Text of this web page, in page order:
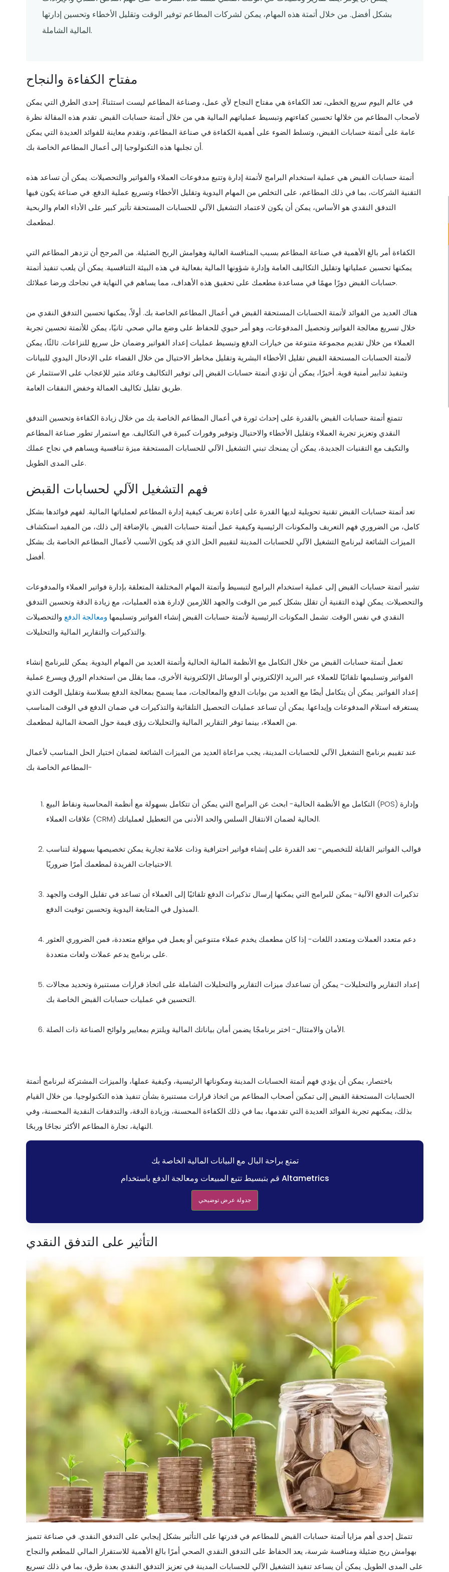
بشكل أفضل. من خلال أتمتة هذه المهام، يمكن لشركات المطاعم توفير الوقت وتقليل الأخطاء وتحسين إدارتها
المالية الشاملة.
مفتاح الكفاءة والنجاح
في عالم اليوم سريع الخطى، تعد الكفاءة هي مفتاح النجاح لأي عمل، وصناعة المطاعم ليست استثناءً. إحدى الطرق التي يمكن
لأصحاب المطاعم من خلالها تحسين كفاءتهم وتبسيط عملياتهم المالية هي من خلال أتمتة حسابات القبض. تقدم هذه المقالة نظرة
عامة على أتمتة حسابات القبض، وتسلط الضوء على أهمية الكفاءة في صناعة المطاعم، وتقدم معاينة للفوائد العديدة التي يمكن
أن تجلبها هذه التكنولوجيا إلى أعمال المطاعم الخاصة بك.
أتمتة حسابات القبض هي عملية استخدام البرامج لأتمتة إدارة وتتبع مدفوعات العملاء والفواتير والتحصيلات. يمكن أن تساعد هذه
التقنية الشركات، بما في ذلك المطاعم، على التخلص من المهام اليدوية وتقليل الأخطاء وتسريع عملية الدفع. في صناعة يكون فيها
التدفق النقدي هو الأساس، يمكن أن يكون لاعتماد التشغيل الآلي للحسابات المستحقة تأثير كبير على الأداء العام والربحية
لمطعمك.
الكفاءة أمر بالغ الأهمية في صناعة المطاعم بسبب المنافسة العالية وهوامش الربح الضئيلة. من المرجح أن تزدهر المطاعم التي
يمكنها تحسين عملياتها وتقليل التكاليف العامة وإدارة شؤونها المالية بفعالية في هذه البيئة التنافسية. يمكن أن يلعب تنفيذ أتمتة
حسابات القبض دورًا مهمًا في مساعدة مطعمك على تحقيق هذه الأهداف، مما يساهم في النهاية في نجاحك ورضا عملائك.
هناك العديد من الفوائد لأتمتة الحسابات المستحقة القبض في أعمال المطاعم الخاصة بك. أولاً، يمكنها تحسين التدفق النقدي من
خلال تسريع معالجة الفواتير وتحصيل المدفوعات، وهو أمر حيوي للحفاظ على وضع مالي صحي. ثانيًا، يمكن للأتمتة تحسين تجربة
العملاء من خلال تقديم مجموعة متنوعة من خيارات الدفع وتبسيط عمليات إعداد الفواتير وضمان حل سريع للنزاعات. ثالثًا، يمكن
لأتمتة الحسابات المستحقة القبض تقليل الأخطاء البشرية وتقليل مخاطر الاحتيال من خلال القضاء على الإدخال اليدوي للبيانات
وتنفيذ تدابير أمنية قوية. أخيرًا، يمكن أن تؤدي أتمتة حسابات القبض إلى توفير التكاليف وعائد مثير للإعجاب على الاستثمار عن
طريق تقليل تكاليف العمالة وخفض النفقات العامة.
تتمتع أتمتة حسابات القبض بالقدرة على إحداث ثورة في أعمال المطاعم الخاصة بك من خلال زيادة الكفاءة وتحسين التدفق
النقدي وتعزيز تجربة العملاء وتقليل الأخطاء والاحتيال وتوفير وفورات كبيرة في التكاليف. مع استمرار تطور صناعة المطاعم
والتكيف مع التقنيات الجديدة، يمكن أن يمنحك تبني التشغيل الآلي للحسابات المستحقة ميزة تنافسية ويساهم في نجاح عملك
على المدى الطويل.
فهم التشغيل الآلي لحسابات القبض
تعد أتمتة حسابات القبض تقنية تحويلية لديها القدرة على إعادة تعريف كيفية إدارة المطاعم لعملياتها المالية. لفهم فوائدها بشكل
كامل، من الضروري فهم التعريف والمكونات الرئيسية وكيفية عمل أتمتة حسابات القبض. بالإضافة إلى ذلك، من المفيد استكشاف
الميزات الشائعة لبرنامج التشغيل الآلي للحسابات المدينة لتقييم الحل الذي قد يكون الأنسب لأعمال المطاعم الخاصة بك بشكل
أفضل.
تشير أتمتة حسابات القبض إلى عملية استخدام البرامج لتبسيط وأتمتة المهام المختلفة المتعلقة بإدارة فواتير العملاء والمدفوعات
والتحصيلات. يمكن لهذه التقنية أن تقلل بشكل كبير من الوقت والجهد اللازمين لإدارة هذه العمليات، مع زيادة الدقة وتحسين التدفق
النقدي في نفس الوقت. تشمل المكونات الرئيسية لأتمتة حسابات القبض إنشاء الفواتير وتسليمها ومعالجة الدفع والتحصيلات
والتذكيرات والتقارير المالية والتحليلات.
تعمل أتمتة حسابات القبض من خلال التكامل مع الأنظمة المالية الحالية وأتمتة العديد من المهام اليدوية. يمكن للبرنامج إنشاء
الفواتير وتسليمها تلقائيًا للعملاء عبر البريد الإلكتروني أو الوسائل الإلكترونية الأخرى، مما يقلل من استخدام الورق ويسرع عملية
إعداد الفواتير. يمكن أن يتكامل أيضًا مع العديد من بوابات الدفع والمعالجات، مما يسمح بمعالجة الدفع بسلاسة وتقليل الوقت الذي
يستغرقه استلام المدفوعات وإيداعها. يمكن أن تساعد عمليات التحصيل التلقائية والتذكيرات في ضمان الدفع في الوقت المناسب
من العملاء، بينما توفر التقارير المالية والتحليلات رؤى قيمة حول الصحة المالية لمطعمك.
عند تقييم برنامج التشغيل الآلي للحسابات المدينة، يجب مراعاة العديد من الميزات الشائعة لضمان اختيار الحل المناسب لأعمال
المطاعم الخاصة بك-
التكامل مع الأنظمة الحالية- ابحث عن البرامج التي يمكن أن تتكامل بسهولة مع أنظمة المحاسبة ونقاط البيع (POS) وإدارة
علاقات العملاء (CRM) الحالية لضمان الانتقال السلس والحد الأدنى من التعطيل لعملياتك.
قوالب الفواتير القابلة للتخصيص- تعد القدرة على إنشاء فواتير احترافية وذات علامة تجارية يمكن تخصيصها بسهولة لتناسب
الاحتياجات الفريدة لمطعمك أمرًا ضروريًا.
تذكيرات الدفع الآلية- يمكن للبرامج التي يمكنها إرسال تذكيرات الدفع تلقائيًا إلى العملاء أن تساعد في تقليل الوقت والجهد
المبذول في المتابعة اليدوية وتحسين توقيت الدفع.
دعم متعدد العملات ومتعدد اللغات- إذا كان مطعمك يخدم عملاء متنوعين أو يعمل في مواقع متعددة، فمن الضروري العثور
على برنامج يدعم عملات ولغات متعددة.
إعداد التقارير والتحليلات- يمكن أن تساعدك ميزات التقارير والتحليلات الشاملة على اتخاذ قرارات مستنيرة وتحديد مجالات
التحسين في عمليات حسابات القبض الخاصة بك.
الأمان والامتثال- اختر برنامجًا يضمن أمان بياناتك المالية ويلتزم بمعايير ولوائح الصناعة ذات الصلة.
باختصار، يمكن أن يؤدي فهم أتمتة الحسابات المدينة ومكوناتها الرئيسية، وكيفية عملها، والميزات المشتركة لبرنامج أتمتة
الحسابات المستحقة القبض إلى تمكين أصحاب المطاعم من اتخاذ قرارات مستنيرة بشأن تنفيذ هذه التكنولوجيا. من خلال القيام
بذلك، يمكنهم تجربة الفوائد العديدة التي تقدمها، بما في ذلك الكفاءة المحسنة، وزيادة الدقة، والتدفقات النقدية المحسنة، وفي
النهاية، تجارة المطاعم الأكثر نجاحًا وربحًا.
تمتع براحة البال مع البيانات المالية الخاصة بك
قم بتبسيط تتبع المبيعات ومعالجة الدفع باستخدام Altametrics
جدولة عرض توضيحي
التأثير على التدفق النقدي
تتمثل إحدى أهم مزايا أتمتة حسابات القبض للمطاعم في قدرتها على التأثير بشكل إيجابي على التدفق النقدي. في صناعة تتميز
بهوامش ربح ضئيلة ومنافسة شرسة، يعد الحفاظ على التدفق النقدي الصحي أمرًا بالغ الأهمية للاستقرار المالي للمطعم والنجاح
على المدى الطويل. يمكن أن يساعد تنفيذ التشغيل الآلي للحسابات المدينة في تعزيز التدفق النقدي بعدة طرق، بما في ذلك تسريع